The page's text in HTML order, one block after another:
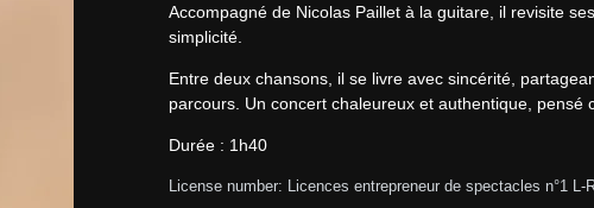
Accompagné de Nicolas Paillet à la guitare, il revisite
simplicité.
Entre deux chansons, il se livre avec sincérité,
parcours. Un concert chaleureux et authentique,
Durée : 1h40
License number: Licences entrepreneur de spectacles n°1 L-